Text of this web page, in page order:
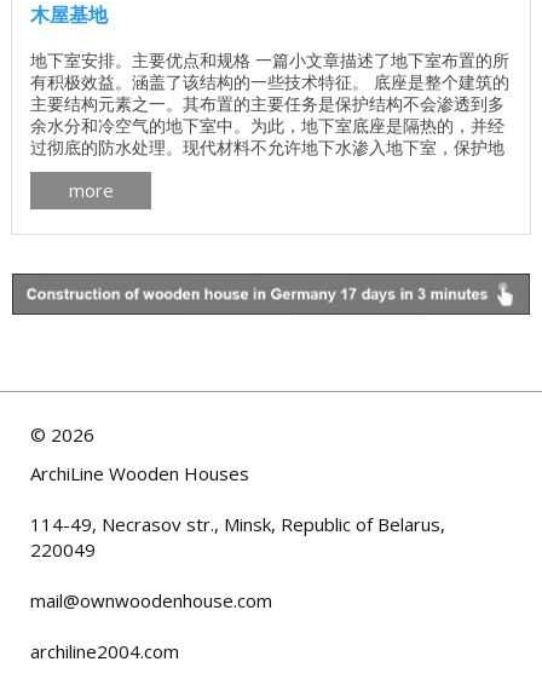
木屋基地
地下室安排。主要优点和规格 一篇小文章描述了地下室布置的所
有积极效益。涵盖了该结构的一些技术特征。 底座是整个建筑的
主要结构元素之一。其布置的主要任务是保护结构不会渗透到多
余水分和冷空气的地下室中。为此，地下室底座是隔热的，并经
过彻底的防水处理。现代材料不允许地下水渗入地下室，保护地
下水免受低温和冷凝水的形成。房子的外观很有吸引力，可以是
一个明亮的艺术决定，并装饰住宅楼。 条形基础计算在线计算
器，整体基础，桩格架，柱状基础。推动并计算自己！ 帽子的主
要优点 ...
more
© 2026
ArchiLine Wooden Houses
114-49, Necrasov str., Minsk, Republic of Belarus,
220049
mail@ownwoodenhouse.com
archiline2004.com